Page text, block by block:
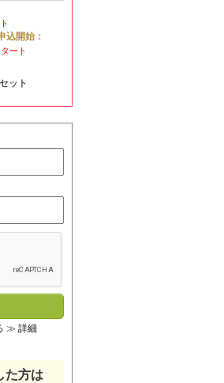
込開始：
ート
ット
≫ 詳細
た方は